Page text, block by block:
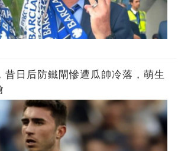
昔日后防鐵閘慘遭瓜帥冷落，萌生